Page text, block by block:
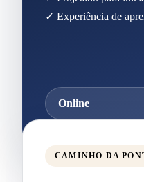
✓ Experiência de
Online
CAMINHO DA